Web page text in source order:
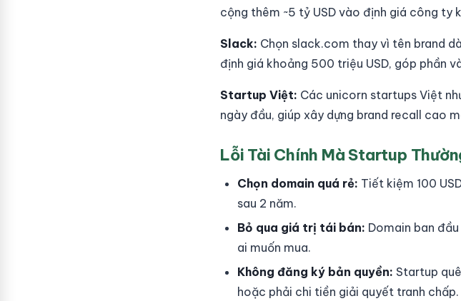
cộng thêm ~5 tỷ USD vào định giá công ty
Slack: Chọn slack.com thay vì tên brand
định giá khoảng 500 triệu USD, góp phần
Startup Việt: Các unicorn startups Việt
ngày đầu, giúp xây dựng brand recall cao
Lỗi Tài Chính Mà Startup
Chọn domain quá rẻ: Tiết kiệm 100
sau 2 năm.
Bỏ qua giá trị tái bán: Domain ban
ai muốn mua.
Không đăng ký bản quyền: Startup
hoặc phải chi tiền giải quyết tranh chấp.